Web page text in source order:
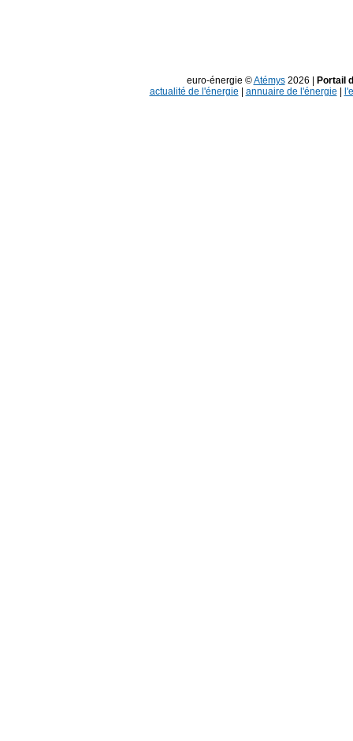
euro-énergie ©Atémys2026 |
Portail
actualité de l'énergie
annuaire de l'énergie